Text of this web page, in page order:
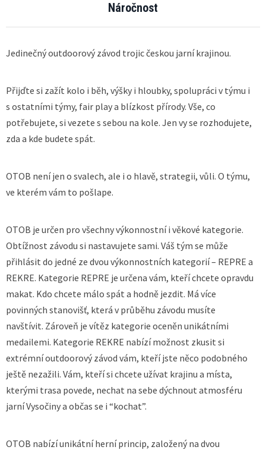
Náročnost
Jedinečný outdoorový závod trojic českou jarní krajinou.
Přijďte si zažít kolo i běh, výšky i hloubky, spolupráci v týmu i
s ostatními týmy, fair play a blízkost přírody. Vše, co
potřebujete, si vezete s sebou na kole. Jen vy se rozhodujete,
zda a kde budete spát.
OTOB není jen o svalech, ale i o hlavě, strategii, vůli. O týmu,
ve kterém vám to pošlape.
OTOB je určen pro všechny výkonnostní i věkové kategorie.
Obtížnost závodu si nastavujete sami. Váš tým se může
přihlásit do jedné ze dvou výkonnostních kategorií – REPRE a
REKRE. Kategorie REPRE je určena vám, kteří chcete opravdu
makat. Kdo chcete málo spát a hodně jezdit. Má více
povinných stanovišť, která v průběhu závodu musíte
navštívit. Zároveň je vítěz kategorie oceněn unikátními
medailemi. Kategorie REKRE nabízí možnost zkusit si
extrémní outdoorový závod vám, kteří jste něco podobného
ještě nezažili. Vám, kteří si chcete užívat krajinu a místa,
kterými trasa povede, nechat na sebe dýchnout atmosféru
jarní Vysočiny a občas se i “kochat”.
OTOB nabízí unikátní herní princip, založený na dvou